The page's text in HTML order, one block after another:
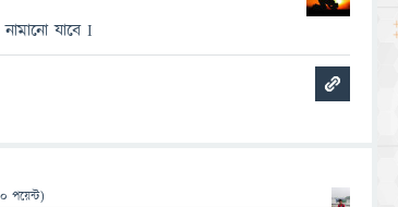
যাবে I
পয়েন্ট)